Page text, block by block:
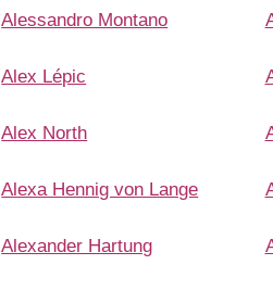
Alessandro Montano
Alex Lépic
Alex North
Alexa Hennig von Lange
Alexander Hartung